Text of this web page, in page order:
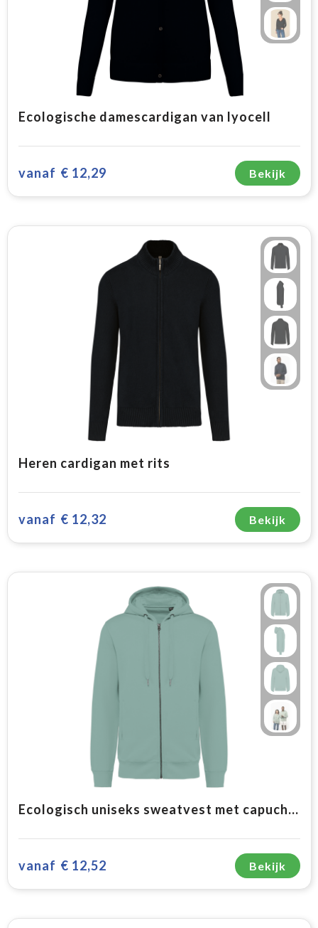
Ecologische damescardigan van lyocell
vanaf € 12,29 Bekijk
Heren cardigan met rits
vanaf € 12,32 Bekijk
Ecologisch uniseks sweatvest met capuchon
vanaf € 12,52 Bekijk